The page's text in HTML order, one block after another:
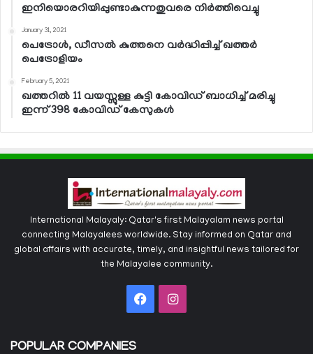
ഇനിയൊരറിയിപ്പുണ്ടാകുന്നതുവരെ നിര്‍ത്തിവെച്ചു
January 31, 2021
പെട്രോള്‍, ഡീസല്‍ കുത്തനെ വര്‍ദ്ധിപ്പിച്ച് ഖത്തര്‍
പെട്രോളിയം
February 5, 2021
ഖത്തറില്‍ 11 വയസ്സുള്ള കുട്ടി കോവിഡ് ബാധിച്ച് മരിച്ചു
ഇന്ന് 398 കോവിഡ് കേസുകള്‍
International Malayaly: Qatar's first Malayalam news portal
connecting Malayalees worldwide. Stay informed on Qatar and
global affairs with accurate, timely, and insightful news tailored for
the Malayalee community.
FacebookInstagram
POPULAR COMPANIES